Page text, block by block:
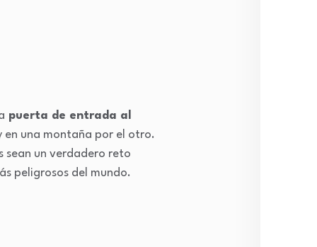
puerta de entrada al
una montaña por el otro.
sean un verdadero reto
peligrosos del mundo.